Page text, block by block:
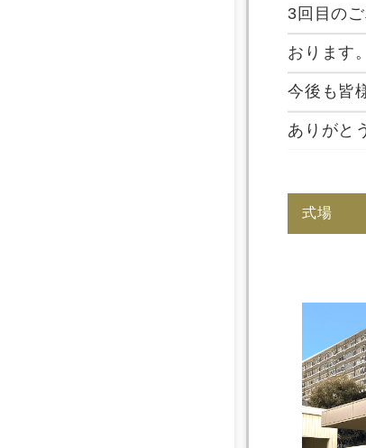
3回目の
おります。
今後も皆
ありがと
式場